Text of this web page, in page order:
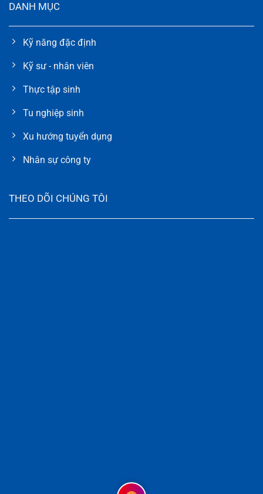
DANH MỤC
Kỹ năng đặc định
Kỹ sư - nhân viên
Thực tập sinh
Tu nghiệp sinh
Xu hướng tuyển dụng
Nhân sự công ty
THEO DÕI CHÚNG TÔI